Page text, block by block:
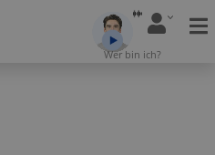
Wer bin ich?